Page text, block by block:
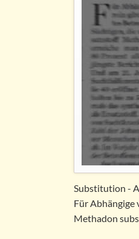
Substitution -
Für Abhängige
Methadon